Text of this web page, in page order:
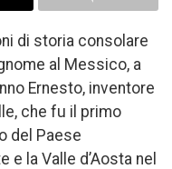
di storia consolare
al Messico, a
Ernesto, inventore
che fu il primo
del Paese
la Valle d’Aosta nel